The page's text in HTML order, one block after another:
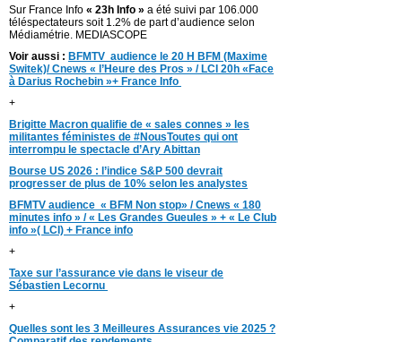
Sur France Info « 23h Info » a été suivi par 106.000
téléspectateurs soit 1.2% de part d’audience selon
Médiamétrie. MEDIASCOPE
Voir aussi : BFMTV audience le 20 H BFM (Maxime
Switek)/ Cnews « l’Heure des Pros » / LCI 20h «Face
à Darius Rochebin »+ France Info
+
Brigitte Macron qualifie de « sales connes » les
militantes féministes de #NousToutes qui ont
interrompu le spectacle d’Ary Abittan
Bourse US 2026 : l’indice S&P 500 devrait
progresser de plus de 10% selon les analystes
BFMTV audience « BFM Non stop» / Cnews « 180
minutes info » / « Les Grandes Gueules » + « Le Club
info »( LCI) + France info
+
Taxe sur l’assurance vie dans le viseur de
Sébastien Lecornu
+
Quelles sont les 3 Meilleures Assurances vie 2025 ?